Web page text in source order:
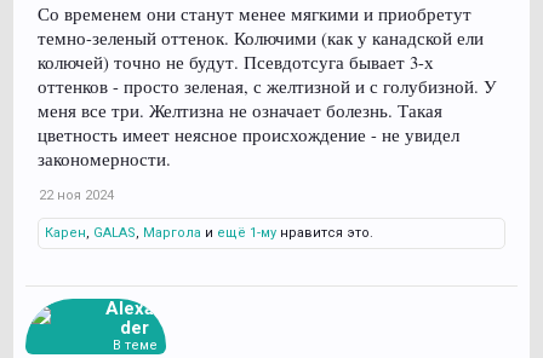
Со временем они станут менее мягкими и приобретут
темно-зеленый оттенок. Колючими (как у канадской ели
колючей) точно не будут. Псевдотсуга бывает 3-х
оттенков - просто зеленая, с желтизной и с голубизной. У
меня все три. Желтизна не означает болезнь. Такая
цветность имеет неясное происхождение - не увидел
закономерности.
22 ноя 2024
Карен, GALAS, Маргола и ещё 1-му нравится это.
Alexan
der
В теме